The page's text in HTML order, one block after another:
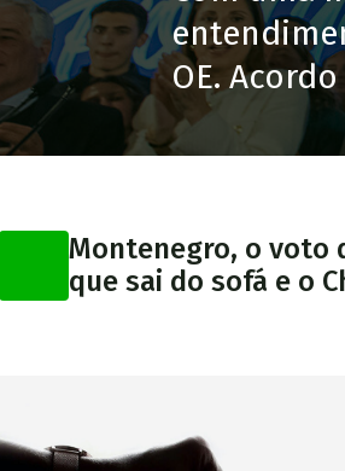
OE.
Montenegro, o voto
que sai do sofá e o